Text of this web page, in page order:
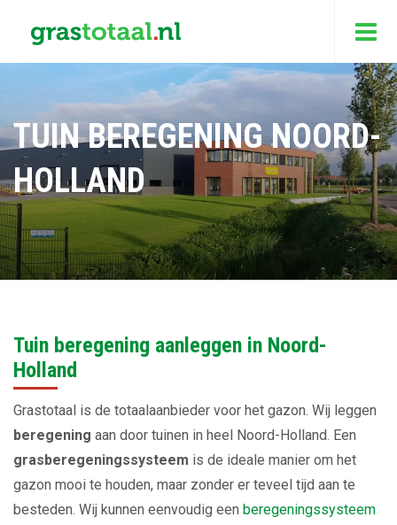
TUIN BEREGENING NOORD-
HOLLAND
Tuin beregening aanleggen in Noord-
Holland
Grastotaal is de totaalaanbieder voor het gazon. Wij leggen
beregening aan door tuinen in heel Noord-Holland. Een
grasberegeningssysteem is de ideale manier om het
gazon mooi te houden, maar zonder er teveel tijd aan te
besteden. Wij kunnen eenvoudig een beregeningssysteem